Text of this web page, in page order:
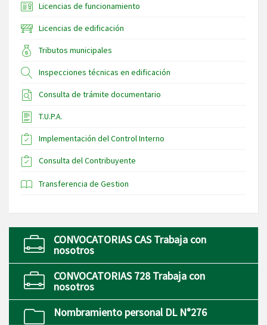
Licencias de funcionamiento
Licencias de edificación
Tributos municipales
Inspecciones técnicas en edificación
Consulta de trámite documentario
T.U.P.A.
Implementación del Control Interno
Consulta del Contribuyente
Transferencia de Gestion
CONVOCATORIAS CAS Trabaja con
nosotros
CONVOCATORIAS 728 Trabaja con
nosotros
Nombramiento personal DL N°276